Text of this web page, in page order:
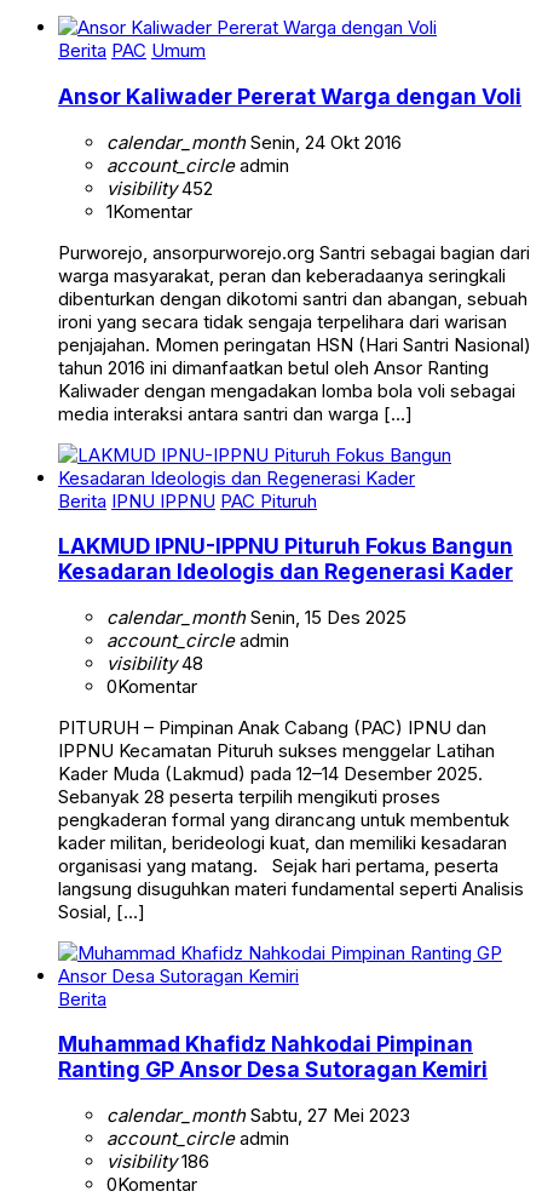
Berita PAC Umum
Ansor Kaliwader Pererat Warga dengan Voli
calendar_monthSenin, 24 Okt 2016
account_circleadmin
visibility452
1Komentar
Purworejo, ansorpurworejo.org Santri sebagai bagian dari
warga masyarakat, peran dan keberadaanya seringkali
dibenturkan dengan dikotomi santri dan abangan, sebuah
ironi yang secara tidak sengaja terpelihara dari warisan
penjajahan. Momen peringatan HSN (Hari Santri Nasional)
tahun 2016 ini dimanfaatkan betul oleh Ansor Ranting
Kaliwader dengan mengadakan lomba bola voli sebagai
media interaksi antara santri dan warga […]
Berita IPNU IPPNU PAC Pituruh
LAKMUD IPNU-IPPNU Pituruh Fokus Bangun
Kesadaran Ideologis dan Regenerasi Kader
calendar_monthSenin, 15 Des 2025
account_circleadmin
visibility48
0Komentar
PITURUH – Pimpinan Anak Cabang (PAC) IPNU dan
IPPNU Kecamatan Pituruh sukses menggelar Latihan
Kader Muda (Lakmud) pada 12–14 Desember 2025.
Sebanyak 28 peserta terpilih mengikuti proses
pengkaderan formal yang dirancang untuk membentuk
kader militan, berideologi kuat, dan memiliki kesadaran
organisasi yang matang. Sejak hari pertama, peserta
langsung disuguhkan materi fundamental seperti Analisis
Sosial, […]
Berita
Muhammad Khafidz Nahkodai Pimpinan
Ranting GP Ansor Desa Sutoragan Kemiri
calendar_monthSabtu, 27 Mei 2023
account_circleadmin
visibility186
0Komentar